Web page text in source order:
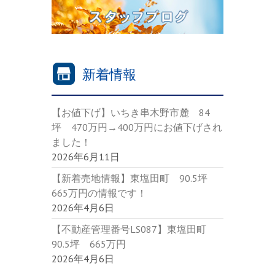
新着情報
【お値下げ】いちき串木野市麓 84
坪 470万円→400万円にお値下げされ
ました！
2026年6月11日
【新着売地情報】東塩田町 90.5坪
665万円の情報です！
2026年4月6日
【不動産管理番号LS087】東塩田町
90.5坪 665万円
2026年4月6日